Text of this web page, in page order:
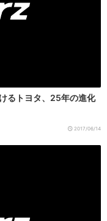
るトヨタ、25年の進化
2017/06/14